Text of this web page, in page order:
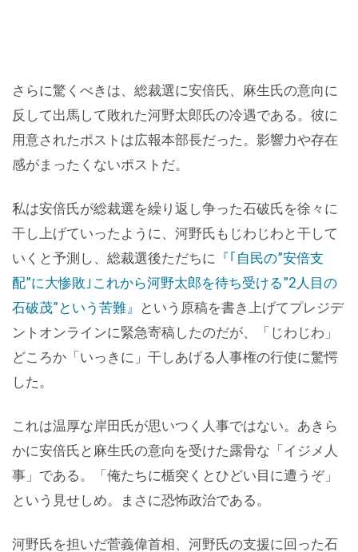
さらに驚くべきは、総裁選に安倍氏、麻生氏の意向に
反して出馬して敗れた河野太郎氏の冷遇である。彼に
用意されたポストは広報本部長だった。影響力や存在
感がまったくないポストだ。
私は安倍氏が総裁選を繰り返し争った石破氏を徐々に
干し上げていったように、河野氏もじわじわと干して
いくと予測し、総裁選後ただちに 『｢自民の”安倍支
配”に大惨敗｣これから河野太郎を待ち受ける”2人目の
石破茂”という苦難』
という原稿を書き上げてプレジデ
ントオンラインに緊急寄稿したのだが、「じわじわ」
どころか「いっきに」干しあげる人事権の行使に驚愕
した。
これは温厚な岸田氏が思いつく人事ではない。あきら
かに安倍氏と麻生氏の意向を受けた露骨な「イジメ人
事」である。「俺たちに楯突くとひどい目に遭うぞ」
という見せしめ。まさに恐怖政治である。
河野氏を担いだ菅義偉首相、河野氏の支援に回った石